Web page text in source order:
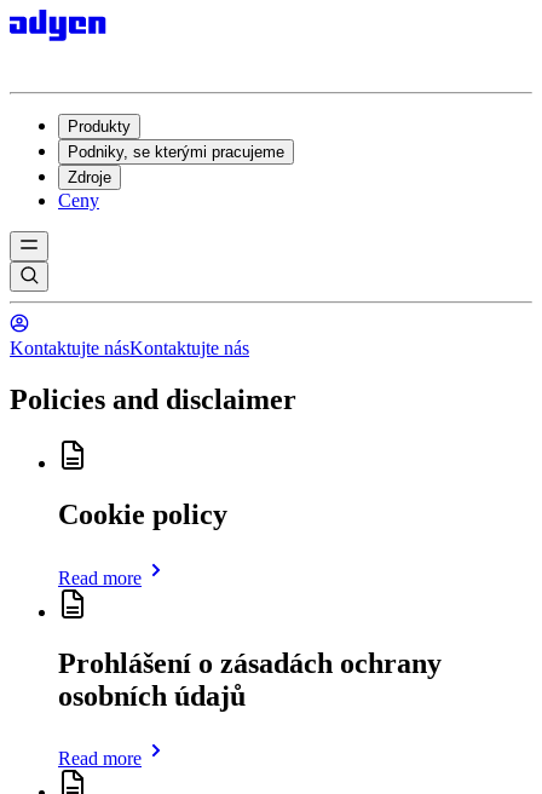
Produkty
Podniky, se kterými pracujeme
Zdroje
Ceny
Kontaktujte násKontaktujte nás
Policies and disclaimer
Cookie policy
Read more
Prohlášení o zásadách ochrany
osobních údajů
Read more